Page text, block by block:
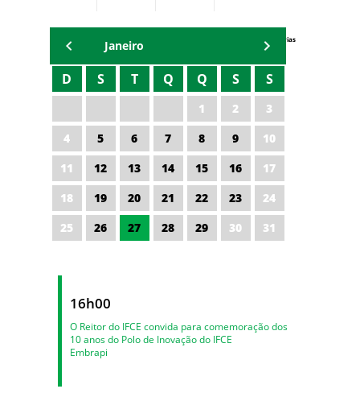
Agenda Secretárias
Janeiro
D S T Q Q S S
1 2
3
4
5 6 7 8 9
10
11
12 13 14 15 16
17
18
19 20 21 22 23
24
25
26 27 28 29 30 31
16h00
O Reitor do IFCE convida para comemoração dos
10 anos do Polo de Inovação do IFCE
Embrapi